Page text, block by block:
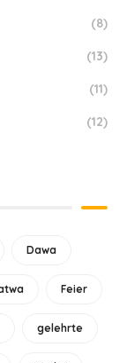
(8)
(13)
(11)
(12)
Dawa
Feier
gelehrte